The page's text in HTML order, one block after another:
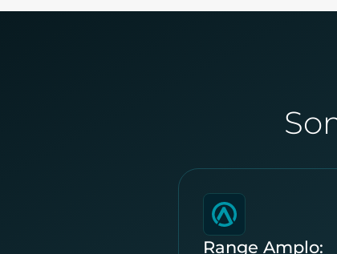
Range Amplo: